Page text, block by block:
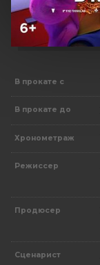
В прокате с
В прокате до
Хронометраж
Режиссер
Продюсер
Сценарист